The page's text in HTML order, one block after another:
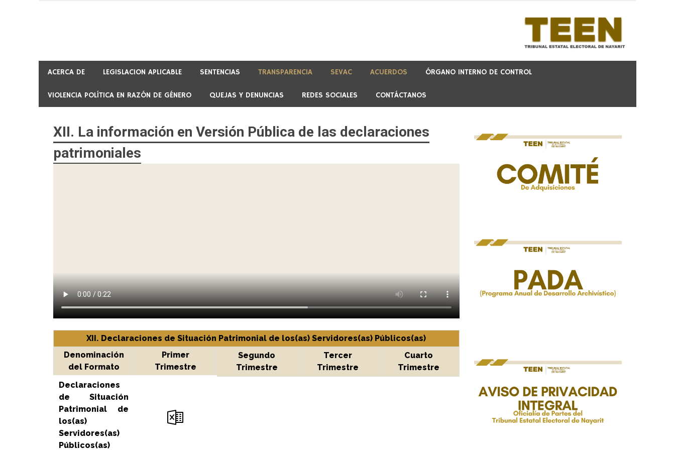
ACERCA DE LEGISLACION APLICABLE SENTENCIAS TRANSPARENCIA SEVAC ACUERDOS ÓRGANO INTERNO DE CONTROL
VIOLENCIA POLÍTICA EN RAZÓN DE GÉNERO QUEJAS Y DENUNCIAS REDES SOCIALES CONTÁCTANOS
XII. La información en Versión Pública de las declaraciones
patrimoniales
XII. Declaraciones de Situación Patrimonial de los(as) Servidores(as) Públicos(as)
Denominación
del Formato
Primer
Trimestre
Segundo
Trimestre
Tercer
Trimestre
Cuarto
Trimestre
Declaraciones
de Situación
Patrimonial de
los(as)
Servidores(as)
Públicos(as)